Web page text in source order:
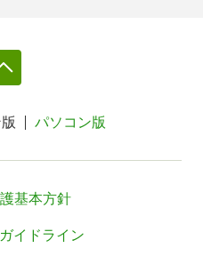
パソコン版
基本方針
イドライン